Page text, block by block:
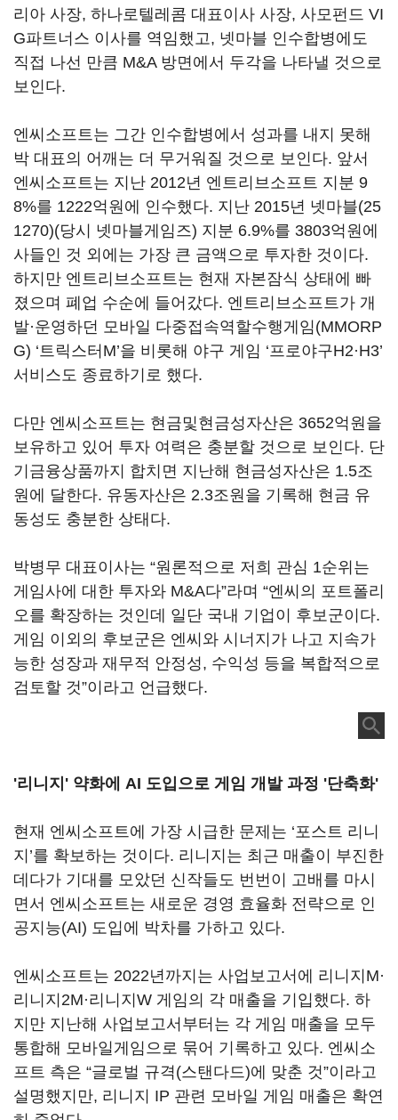
리아 사장, 하나로텔레콤 대표이사 사장, 사모펀드 VI
G파트너스 이사를 역임했고, 넷마블 인수합병에도
직접 나선 만큼 M&A 방면에서 두각을 나타낼 것으로
보인다.
엔씨소프트는 그간 인수합병에서 성과를 내지 못해
박 대표의 어깨는 더 무거워질 것으로 보인다. 앞서
엔씨소프트는 지난 2012년 엔트리브소프트 지분 9
8%를 1222억원에 인수했다. 지난 2015년 넷마블(25
1270)(당시 넷마블게임즈) 지분 6.9%를 3803억원에
사들인 것 외에는 가장 큰 금액으로 투자한 것이다.
하지만 엔트리브소프트는 현재 자본잠식 상태에 빠
졌으며 폐업 수순에 들어갔다. 엔트리브소프트가 개
발·운영하던 모바일 다중접속역할수행게임(MMORP
G) ‘트릭스터M’을 비롯해 야구 게임 ‘프로야구H2·H3’
서비스도 종료하기로 했다.
다만 엔씨소프트는 현금및현금성자산은 3652억원을
보유하고 있어 투자 여력은 충분할 것으로 보인다. 단
기금융상품까지 합치면 지난해 현금성자산은 1.5조
원에 달한다. 유동자산은 2.3조원을 기록해 현금 유
동성도 충분한 상태다.
박병무 대표이사는 “원론적으로 저희 관심 1순위는
게임사에 대한 투자와 M&A다”라며 “엔씨의 포트폴리
오를 확장하는 것인데 일단 국내 기업이 후보군이다.
게임 이외의 후보군은 엔씨와 시너지가 나고 지속가
능한 성장과 재무적 안정성, 수익성 등을 복합적으로
검토할 것”이라고 언급했다.
'리니지' 약화에 AI 도입으로 게임 개발 과정 '단축화'
현재 엔씨소프트에 가장 시급한 문제는 ‘포스트 리니
지’를 확보하는 것이다. 리니지는 최근 매출이 부진한
데다가 기대를 모았던 신작들도 번번이 고배를 마시
면서 엔씨소프트는 새로운 경영 효율화 전략으로 인
공지능(AI) 도입에 박차를 가하고 있다.
엔씨소프트는 2022년까지는 사업보고서에 리니지M·
리니지2M·리니지W 게임의 각 매출을 기입했다. 하
지만 지난해 사업보고서부터는 각 게임 매출을 모두
통합해 모바일게임으로 묶어 기록하고 있다. 엔씨소
프트 측은 “글로벌 규격(스탠다드)에 맞춘 것”이라고
설명했지만, 리니지 IP 관련 모바일 게임 매출은 확연